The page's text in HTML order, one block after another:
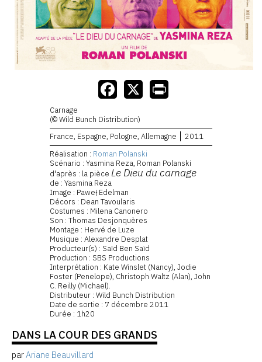
Carnage
(© Wild Bunch Distribution)
France, Espagne, Pologne, Allemagne
2011
Réalisation : Roman Polanski
Scénario : Yasmina Reza, Roman Polanski
d'après : la pièce Le Dieu du carnage
de : Yasmina Reza
Image : Paweł Edelman
Décors : Dean Tavoularis
Costumes : Milena Canonero
Son : Thomas Desjonquères
Montage : Hervé de Luze
Musique : Alexandre Desplat
Producteur(s) : Saïd Ben Saïd
Production : SBS Productions
Interprétation : Kate Winslet (Nancy), Jodie
Foster (Penelope), Christoph Waltz (Alan), John
C. Reilly (Michael).
Distributeur : Wild Bunch Distribution
Date de sortie : 7 décembre 2011
Durée : 1h20
DANS LA COUR DES GRANDS
par Ariane Beauvillard